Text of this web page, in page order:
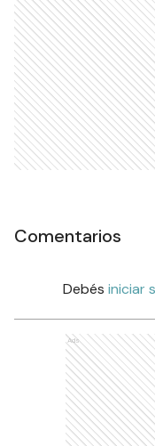
Comentarios
Debés iniciar
Ads